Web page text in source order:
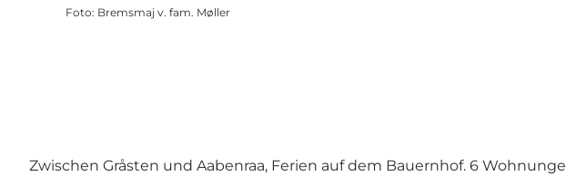
Foto: Bremsmaj v. fam. Møller
Zwischen Gråsten und Aabenraa, Ferien auf dem Bauernhof. 6